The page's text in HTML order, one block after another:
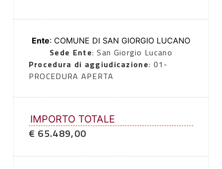
Ente: COMUNE DI SAN GIORGIO LUCANO
Sede Ente: San Giorgio Lucano
Procedura di aggiudicazione: 01-
PROCEDURA APERTA
IMPORTO TOTALE
€ 65.489,00